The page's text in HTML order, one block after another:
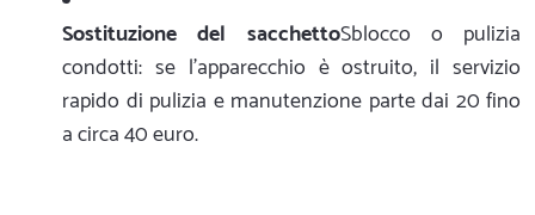
Sostituzione del sacchettoSblocco o pulizia
condotti: se l'apparecchio è ostruito, il servizio
rapido di pulizia e manutenzione parte dai 20 fino
a circa 40 euro.